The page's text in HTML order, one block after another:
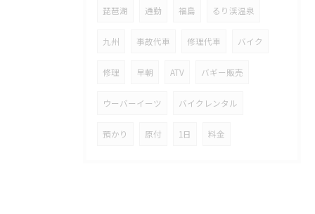
琵琶湖 通勤 福島 るり渓温泉
九州 事故代車 修理代車 バイク
修理 早朝 ATV バギー販売
ウーバーイーツ バイクレンタル
預かり 原付 1日 料金